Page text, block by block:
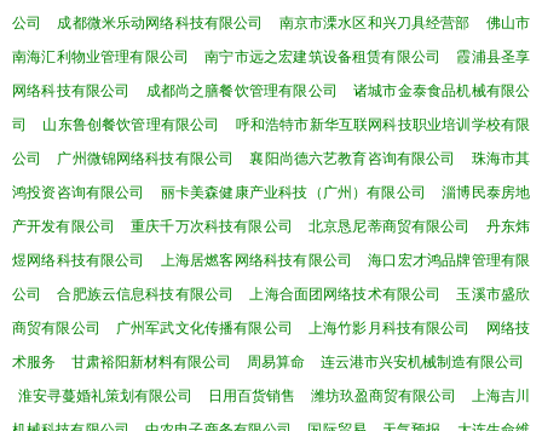
公司
成都微米乐动网络科技有限公司 南京市溧水区和兴刀具经营部
佛山市
南海汇利物业管理有限公司
南宁市远之宏建筑设备租赁有限公司
霞浦县圣享
网络科技有限公司
成都尚之膳餐饮管理有限公司
诸城市金泰食品机械有限公
司
山东鲁创餐饮管理有限公司
呼和浩特市新华互联网科技职业培训学校有限
公司
广州微锦网络科技有限公司 襄阳尚德六艺教育咨询有限公司
珠海市其
鸿投资咨询有限公司
丽卡美森健康产业科技（广州）有限公司
淄博民泰房地
产开发有限公司
重庆千万次科技有限公司 北京恳尼蒂商贸有限公司
丹东炜
煜网络科技有限公司
上海居燃客网络科技有限公司
海口宏才鸿品牌管理有限
公司
合肥族云信息科技有限公司 上海合面团网络技术有限公司
玉溪市盛欣
商贸有限公司
广州军武文化传播有限公司 上海竹影月科技有限公司
网络技
术服务
甘肃裕阳新材料有限公司 周易算命
连云港市兴安机械制造有限公司
淮安寻蔓婚礼策划有限公司
日用百货销售 潍坊玖盈商贸有限公司
上海吉川